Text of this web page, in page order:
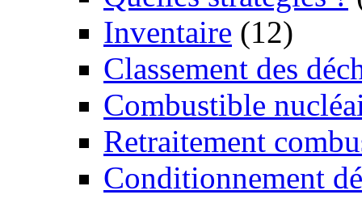
Inventaire (12)
Classement des
Combustible
Retraitement
Conditionnement